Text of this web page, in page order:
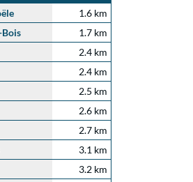
1.6 km
Bois
1.7 km
2.4 km
2.4 km
2.5 km
2.6 km
2.7 km
3.1 km
3.2 km